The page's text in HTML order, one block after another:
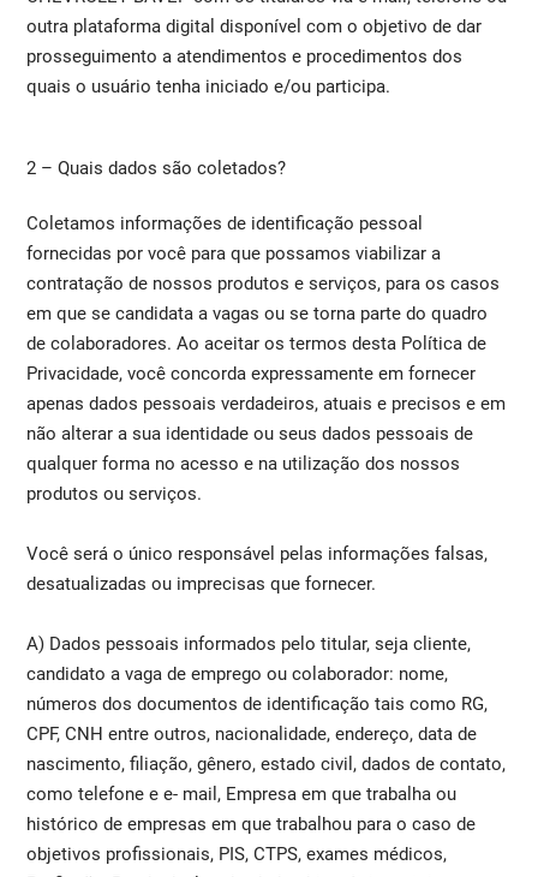
outra plataforma digital disponível com o objetivo de dar
prosseguimento a atendimentos e procedimentos dos
quais o usuário tenha iniciado e/ou participa.
2 – Quais dados são coletados?
Coletamos informações de identificação pessoal
fornecidas por você para que possamos viabilizar a
contratação de nossos produtos e serviços, para os casos
em que se candidata a vagas ou se torna parte do quadro
de colaboradores. Ao aceitar os termos desta Política de
Privacidade, você concorda expressamente em fornecer
apenas dados pessoais verdadeiros, atuais e precisos e em
não alterar a sua identidade ou seus dados pessoais de
qualquer forma no acesso e na utilização dos nossos
produtos ou serviços.
Você será o único responsável pelas informações falsas,
desatualizadas ou imprecisas que fornecer.
A) Dados pessoais informados pelo titular, seja cliente,
candidato a vaga de emprego ou colaborador: nome,
números dos documentos de identificação tais como RG,
CPF, CNH entre outros, nacionalidade, endereço, data de
nascimento, filiação, gênero, estado civil, dados de contato,
como telefone e e- mail, Empresa em que trabalha ou
histórico de empresas em que trabalhou para o caso de
objetivos profissionais, PIS, CTPS, exames médicos,